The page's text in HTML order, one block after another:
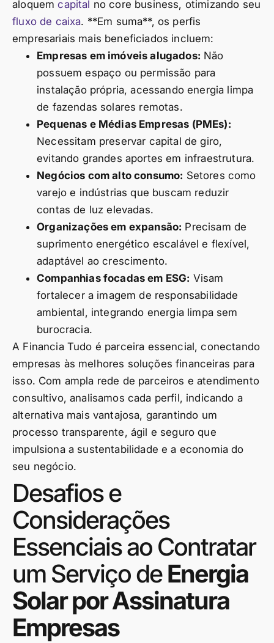
aloquemcapital no core business, otimizando seu
fluxo de caixa. **Em suma**, os perfis
empresariais mais beneficiados incluem:
Empresas em imóveis alugados: Não
possuem espaço ou permissão para
instalação própria, acessando energia limpa
de fazendas solares remotas.
Pequenas e Médias Empresas (PMEs):
Necessitam preservar capital de giro,
evitando grandes aportes em infraestrutura.
Negócios com alto consumo: Setores como
varejo e indústrias que buscam reduzir
contas de luz elevadas.
Organizações em expansão: Precisam de
suprimento energético escalável e flexível,
adaptável ao crescimento.
Companhias focadas em ESG: Visam
fortalecer a imagem de responsabilidade
ambiental, integrando energia limpa sem
burocracia.
A Financia Tudo é parceira essencial, conectando
empresas às melhores soluções financeiras para
isso. Com ampla rede de parceiros e atendimento
consultivo, analisamos cada perfil, indicando a
alternativa mais vantajosa, garantindo um
processo transparente, ágil e seguro que
impulsiona a sustentabilidade e a economia do
seu negócio.
Desafios e
Considerações
Essenciais ao Contratar
um Serviço deEnergia
Solar por Assinatura
Empresas